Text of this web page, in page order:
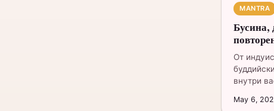
MANTRA
Бусина,
От
внутри
May 6,